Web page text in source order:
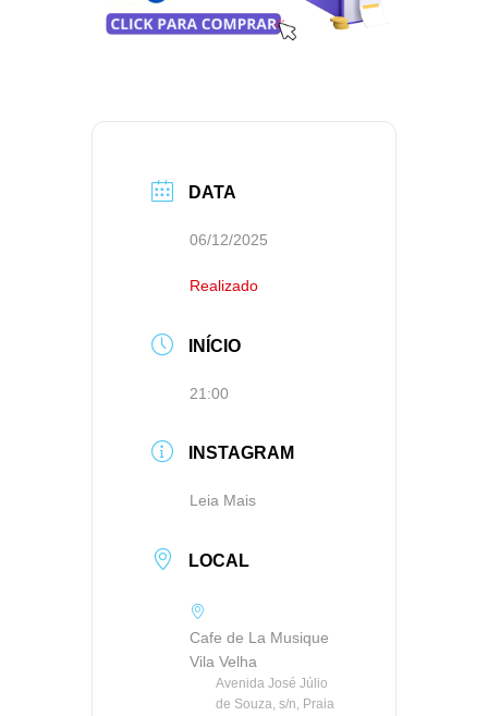
DATA
06/12/2025
Realizado
INÍCIO
21:00
INSTAGRAM
Leia Mais
LOCAL
Cafe de La Musique
Vila Velha
Avenida José Júlio
de Souza, s/n, Praia